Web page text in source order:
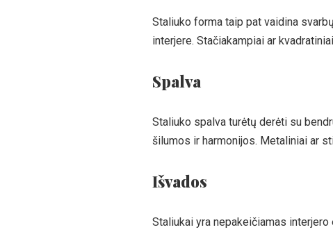
Staliuko forma taip pat vaidina
interjere. Stačiakampiai ar
Spalva
Staliuko spalva turėtų derėti su
šilumos ir harmonijos. Metaliniai ar
Išvados
Staliukai yra nepakeičiamas